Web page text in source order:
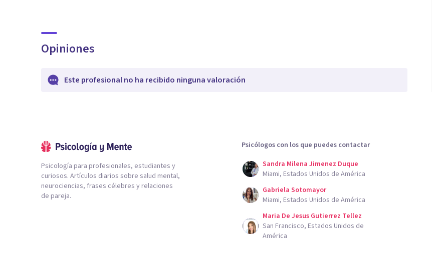
Opiniones
Este profesional no ha recibido ninguna valoración
Psicología para profesionales, estudiantes y
curiosos. Artículos diarios sobre salud mental,
neurociencias, frases célebres y relaciones
de pareja.
Psicólogos con los que puedes contactar
Sandra Milena Jimenez Duque
Miami, Estados Unidos de América
Gabriela Sotomayor
Miami, Estados Unidos de América
Maria De Jesus Gutierrez Tellez
San Francisco, Estados Unidos de
América